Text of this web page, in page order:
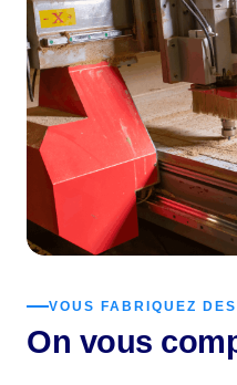
VOUS FABRIQUEZ
On vous